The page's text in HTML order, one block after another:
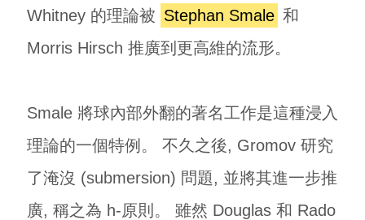
Whitney 的理論被 Stephan Smale 和
Morris Hirsch 推廣到更高維的流形。
Smale 將球內部外翻的著名工作是這種浸入
理論的一個特例。 不久之後, Gromov 研究
了淹沒 (submersion) 問題, 並將其進一步推
廣, 稱之為 h-原則。 雖然 Douglas 和 Rado